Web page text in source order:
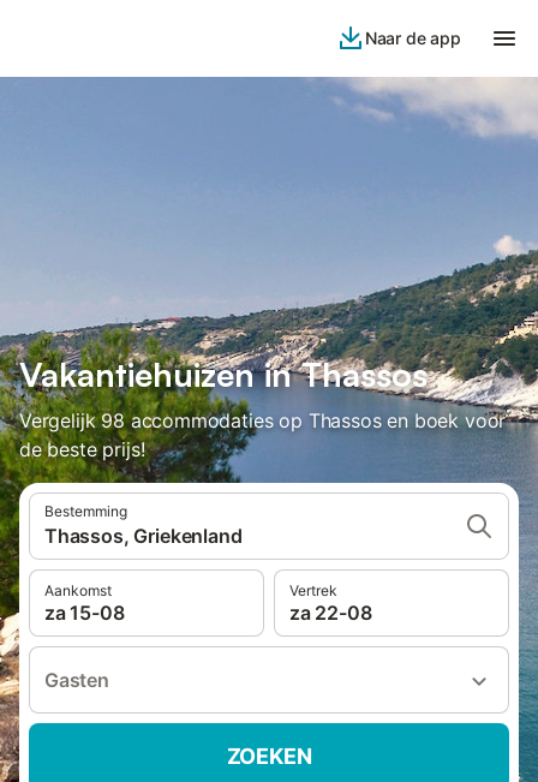
Naar de app
Vakantiehuizen in Thassos
Vergelijk 98 accommodaties op Thassos en boek voor
de beste prijs!
Bestemming
Thassos, Griekenland
Aankomst
za 15-08
Vertrek
za 22-08
Gasten
ZOEKEN